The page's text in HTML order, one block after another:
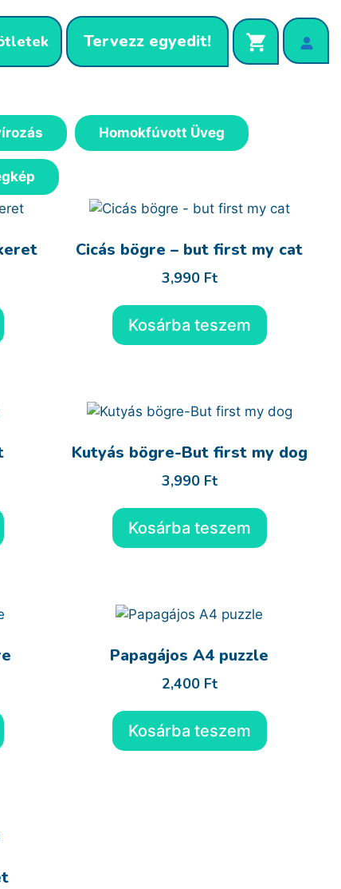
Tervezz egyedit!
Homokfúvott Üveg
Cicás bögre – but first my cat
3,990 Ft
Kosárba teszem
Kutyás bögre-But first my dog
3,990 Ft
Kosárba teszem
Papagájos A4 puzzle
2,400 Ft
Kosárba teszem